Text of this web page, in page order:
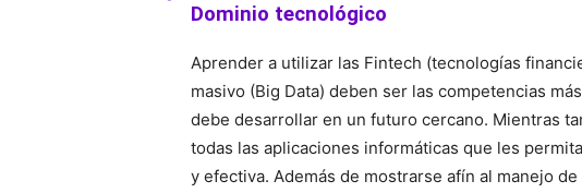
Dominio tecnológico
Aprender a utilizar las Fintech (tecnologías
masivo (Big Data) deben ser las competencias
debe desarrollar en un futuro cercano. Mientras
todas las aplicaciones informáticas que les
y efectiva. Además de mostrarse afín al manejo